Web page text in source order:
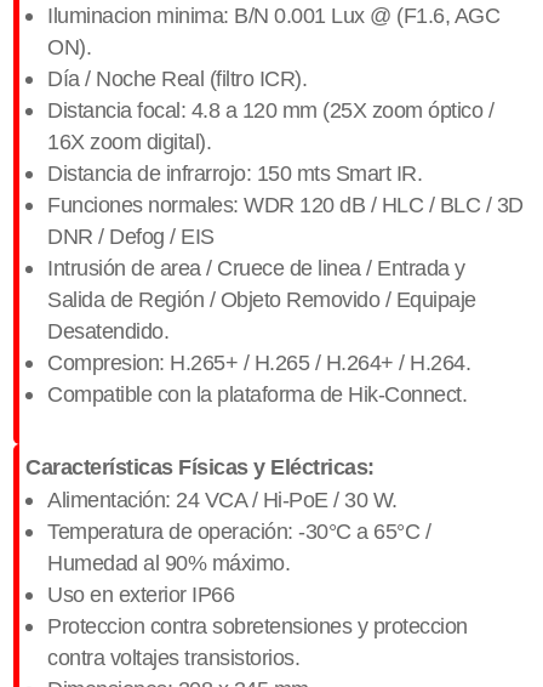
Iluminacion minima: B/N 0.001 Lux @ (F1.6, AGC
ON).
Día / Noche Real (filtro ICR).
Distancia focal: 4.8 a 120 mm (25X zoom óptico /
16X zoom digital).
Distancia de infrarrojo: 150 mts Smart IR.
Funciones normales: WDR 120 dB / HLC / BLC / 3D
DNR / Defog / EIS
Intrusión de area / Cruece de linea / Entrada y
Salida de Región / Objeto Removido / Equipaje
Desatendido.
​Compresion: H.265+ / H.265 / H.264+ / H.264.
​Compatible con la plataforma de Hik-Connect.
Características Físicas y Eléctricas:
Alimentación: 24 VCA / Hi-PoE / 30 W.
Temperatura de operación: -30°C a 65°C /
Humedad al 90% máximo.
Uso en exterior IP66
​Proteccion contra sobretensiones y proteccion
contra voltajes transistorios.